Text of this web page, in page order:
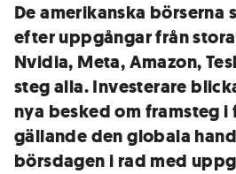
De amerikanska börserna
efter uppgångar från
Nvidia, Meta, Amazon,
steg alla. Investerare
nya besked om framsteg
gällande den globala
börsdagen i rad med